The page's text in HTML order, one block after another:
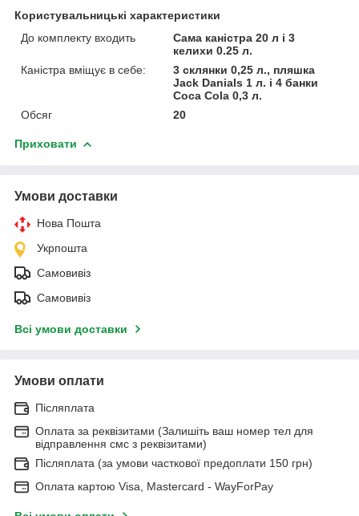
Користувальницькі характеристики
До комплекту входить
Сама каністра 20 л і 3
келихи 0.25 л.
Каністра вміщує в себе:
3 склянки 0,25 л., пляшка
Jack Danials 1 л. і 4 банки
Coca Cola 0,3 л.
Обсяг
20
Приховати
Умови доставки
Нова Пошта
Укрпошта
Самовивіз
Самовивіз
Всі умови доставки
Умови оплати
Післяплата
Оплата за реквізитами (Залишіть ваш номер тел для
відправлення смс з реквізитами)
Післяплата (за умови часткової предоплати 150 грн)
Оплата картою Visa, Mastercard - WayForPay